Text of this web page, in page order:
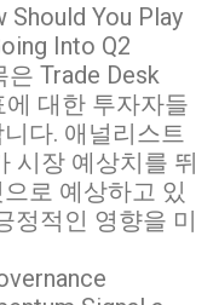
Should You Play
Into Q2
은 Trade Desk
대한 투자자들
다. 애널리스트
시장 예상치를 뛰
로 예상하고 있
정적인 영향을 미